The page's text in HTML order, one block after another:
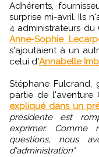
Adhérents, fournisseurs, partenaires avaient été pris par
surprise mi-avril. Ils
4 administrateurs du
Anne-Sophie
s'ajoutaient à un
celui d'Annabelle
Stéphane
partie de l'aventure
expliqué dans un
présidente est
exprimer.
questions, nous
d'administration"